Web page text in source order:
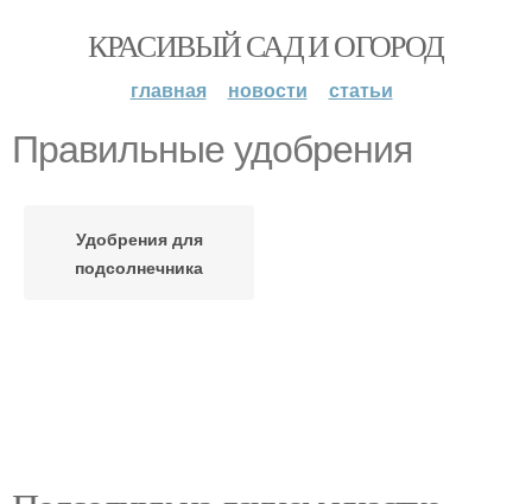
КРАСИВЫЙ САД И ОГОРОД
главная новости статьи
Правильные удобрения
Удобрения для
подсолнечника